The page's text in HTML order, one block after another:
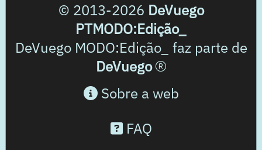
© 2013-2026 DeVuego
PTMODO:Edição_
DeVuego MODO:Edição_ faz parte de
DeVuego
Sobre a web
FAQ